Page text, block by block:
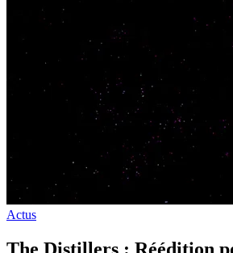
Actus